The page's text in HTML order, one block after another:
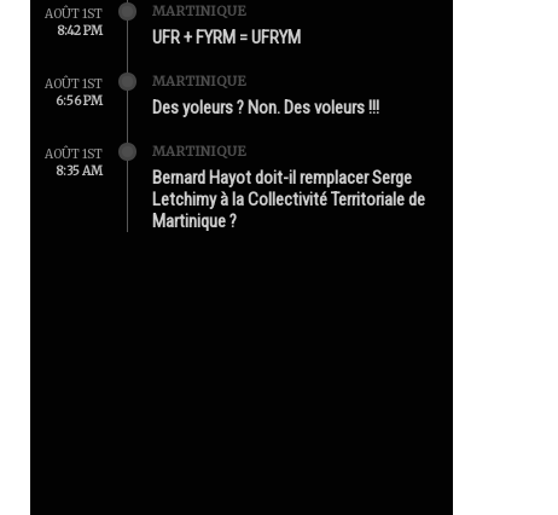
AOÛT 1ST
8:42 PM
MARTINIQUE
UFR + FYRM = UFRYM
AOÛT 1ST
6:56 PM
MARTINIQUE
Des yoleurs ? Non. Des voleurs !!!
AOÛT 1ST
8:35 AM
MARTINIQUE
Bernard Hayot doit-il remplacer Serge
Letchimy à la Collectivité Territoriale de
Martinique ?